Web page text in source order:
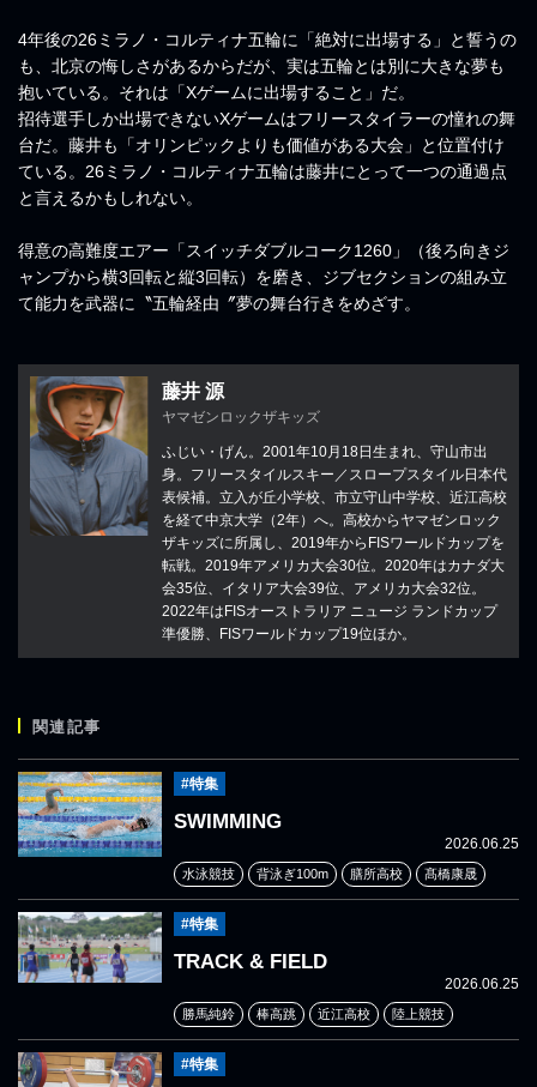
4年後の26ミラノ・コルティナ五輪に「絶対に出場する」と誓うの
も、北京の悔しさがあるからだが、実は五輪とは別に大きな夢も
抱いている。それは「Xゲームに出場すること」だ。
招待選手しか出場できないXゲームはフリースタイラーの憧れの舞
台だ。藤井も「オリンピックよりも価値がある大会」と位置付け
ている。26ミラノ・コルティナ五輪は藤井にとって一つの通過点
と言えるかもしれない。
得意の高難度エアー「スイッチダブルコーク1260」（後ろ向きジ
ャンプから横3回転と縦3回転）を磨き、ジブセクションの組み立
て能力を武器に〝五輪経由〞夢の舞台行きをめざす。
藤井 源
ヤマゼンロックザキッズ
ふじい・げん。2001年10月18日生まれ、守山市出
身。フリースタイルスキー／スロープスタイル日本代
表候補。立入が丘小学校、市立守山中学校、近江高校
を経て中京大学（2年）へ。高校からヤマゼンロック
ザキッズに所属し、2019年からFISワールドカップを
転戦。2019年アメリカ大会30位。2020年はカナダ大
会35位、イタリア大会39位、アメリカ大会32位。
2022年はFISオーストラリア ニュージ ランドカップ
準優勝、FISワールドカップ19位ほか。
関連記事
#特集
SWIMMING
2026.06.25
水泳競技 背泳ぎ100m 膳所高校 髙橋康晟
#特集
TRACK & FIELD
2026.06.25
勝馬純鈴 棒高跳 近江高校 陸上競技
#特集